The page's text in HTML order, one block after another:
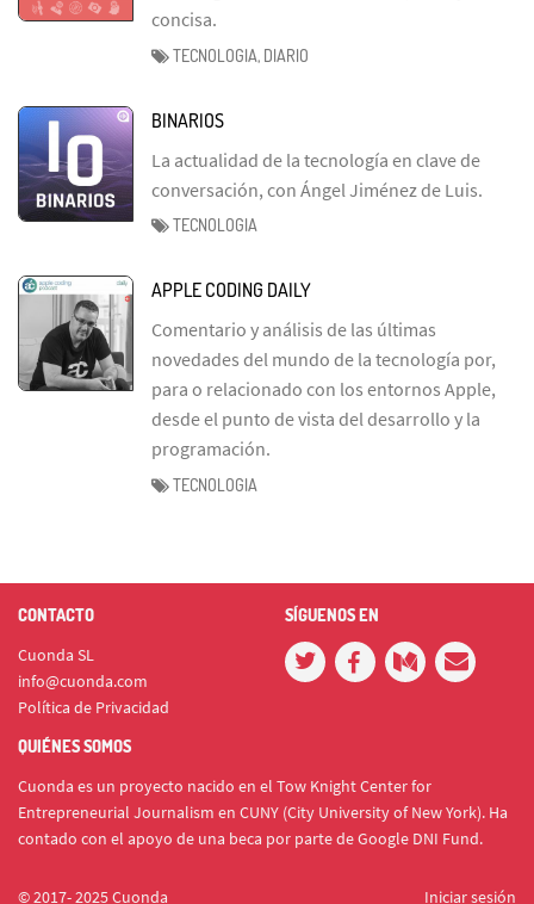
concisa.
TECNOLOGIA, DIARIO
BINARIOS
La actualidad de la tecnología en clave de
conversación, con Ángel Jiménez de Luis.
TECNOLOGIA
APPLE CODING DAILY
Comentario y análisis de las últimas
novedades del mundo de la tecnología por,
para o relacionado con los entornos Apple,
desde el punto de vista del desarrollo y la
programación.
TECNOLOGIA
CONTACTO
Cuonda SL
info@cuonda.com
Política de Privacidad
SÍGUENOS EN
QUIÉNES SOMOS
Cuonda es un proyecto nacido en el Tow Knight Center for
Entrepreneurial Journalism en CUNY (City University of New York). Ha
contado con el apoyo de una beca por parte de Google DNI Fund.
© 2017- 2025 Cuonda Iniciar sesión